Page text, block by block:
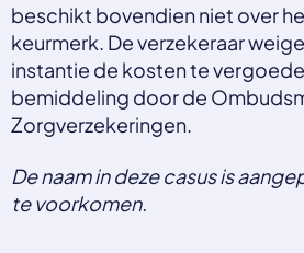
Nieuws
Casussen
Vacatures
Select a language
beschikt bovendien niet over
keurmerk. De verzekeraar
instantie de kosten te
bemiddeling door de
Zorgverzekeringen.
De naam in deze casus is
te voorkomen.